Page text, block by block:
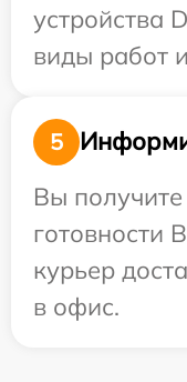
устройства
виды работ
5
Вы
готовности
курьер
в офис.